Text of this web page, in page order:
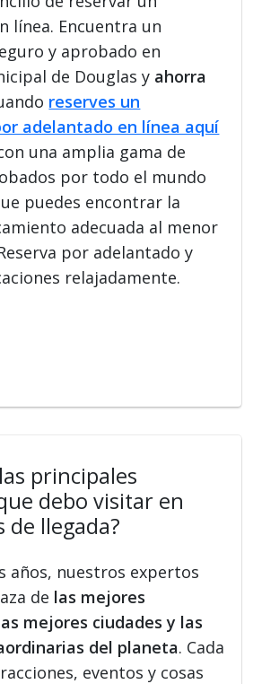
línea. Encuentra un
y aprobado en
de Douglas y ahorra
reserves un
adelantado en línea aquí
una amplia gama de
por todo el mundo
puedes encontrar la
adecuada al menor
por adelantado y
relajadamente.
principales
debo visitar en
de llegada?
años, nuestros expertos
de las mejores
mejores ciudades y las
del planeta. Cada
eventos y cosas